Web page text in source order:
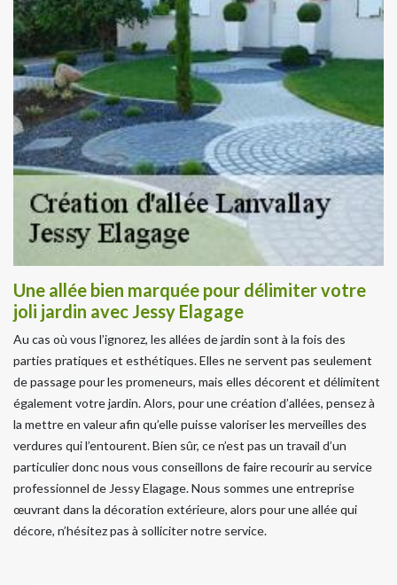
Une allée bien marquée pour délimiter votre
joli jardin avec Jessy Elagage
Au cas où vous l’ignorez, les allées de jardin sont à la fois des
parties pratiques et esthétiques. Elles ne servent pas seulement
de passage pour les promeneurs, mais elles décorent et délimitent
également votre jardin. Alors, pour une création d’allées, pensez à
la mettre en valeur afin qu’elle puisse valoriser les merveilles des
verdures qui l’entourent. Bien sûr, ce n’est pas un travail d’un
particulier donc nous vous conseillons de faire recourir au service
professionnel de Jessy Elagage. Nous sommes une entreprise
œuvrant dans la décoration extérieure, alors pour une allée qui
décore, n’hésitez pas à solliciter notre service.